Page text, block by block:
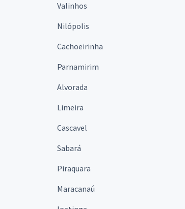
Valinhos
Nilópolis
Cachoeirinha
Parnamirim
Alvorada
Limeira
Cascavel
Sabará
Piraquara
Maracanaú